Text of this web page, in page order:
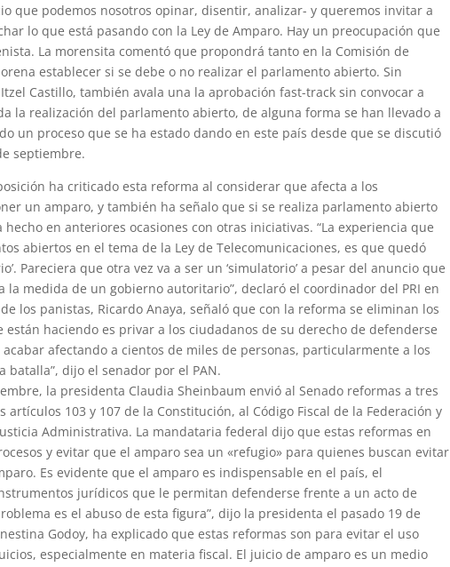
que podemos nosotros opinar, disentir, analizar- y queremos invitar a
lo que está pasando con la Ley de Amparo. Hay un preocupación que
La morensita comentó que propondrá tanto en la Comisión de
establecer si se debe o no realizar el parlamento abierto. Sin
Castillo, también avala una la aprobación fast-track sin convocar a
la realización del parlamento abierto, de alguna forma se han llevado a
un proceso que se ha estado dando en este país desde que se discutió
septiembre.
ha criticado esta reforma al considerar que afecta a los
un amparo, y también ha señalo que si se realiza parlamento abierto
en anteriores ocasiones con otras iniciativas. “La experiencia que
abiertos en el tema de la Ley de Telecomunicaciones, es que quedó
Pareciera que otra vez va a ser un ‘simulatorio’ a pesar del anuncio que
la medida de un gobierno autoritario”, declaró el coordinador del PRI en
los panistas, Ricardo Anaya, señaló que con la reforma se eliminan los
están haciendo es privar a los ciudadanos de su derecho de defenderse
afectando a cientos de miles de personas, particularmente a los
batalla”, dijo el senador por el PAN.
la presidenta Claudia Sheinbaum envió al Senado reformas a tres
artículos 103 y 107 de la Constitución, al Código Fiscal de la Federación y
Administrativa. La mandataria federal dijo que estas reformas en
y evitar que el amparo sea un «refugio» para quienes buscan evitar
Es evidente que el amparo es indispensable en el país, el
jurídicos que le permitan defenderse frente a un acto de
es el abuso de esta figura”, dijo la presidenta el pasado 19 de
Godoy, ha explicado que estas reformas son para evitar el uso
especialmente en materia fiscal. El juicio de amparo es un medio